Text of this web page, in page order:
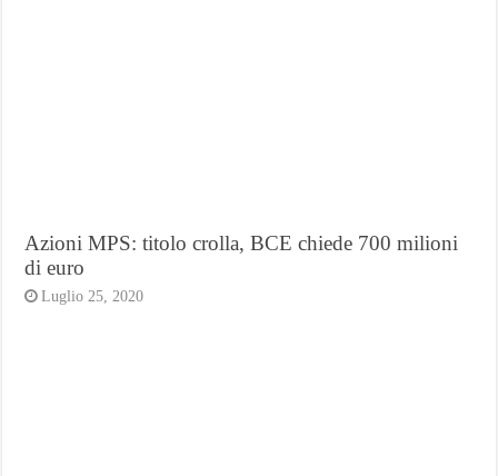
Azioni MPS: titolo crolla, BCE chiede 700 milioni
di euro
Luglio 25, 2020